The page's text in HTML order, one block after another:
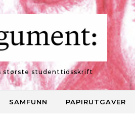
største studenttidsskrift
SAMFUNN PAPIRUTGAVER